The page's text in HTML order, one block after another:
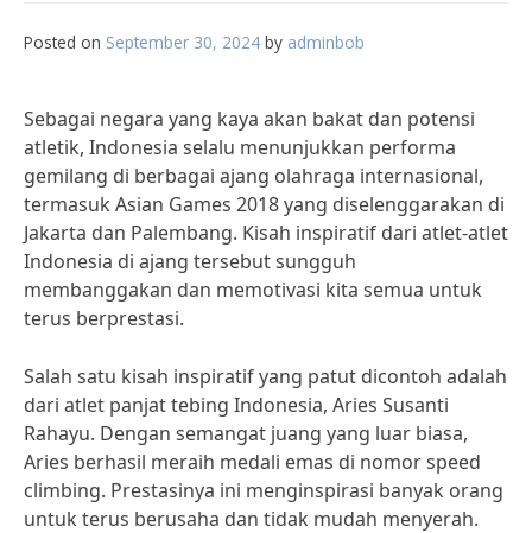
Posted on September 30, 2024 by adminbob
Sebagai negara yang kaya akan bakat dan potensi
atletik, Indonesia selalu menunjukkan performa
gemilang di berbagai ajang olahraga internasional,
termasuk Asian Games 2018 yang diselenggarakan di
Jakarta dan Palembang. Kisah inspiratif dari atlet-atlet
Indonesia di ajang tersebut sungguh
membanggakan dan memotivasi kita semua untuk
terus berprestasi.
Salah satu kisah inspiratif yang patut dicontoh adalah
dari atlet panjat tebing Indonesia, Aries Susanti
Rahayu. Dengan semangat juang yang luar biasa,
Aries berhasil meraih medali emas di nomor speed
climbing. Prestasinya ini menginspirasi banyak orang
untuk terus berusaha dan tidak mudah menyerah.